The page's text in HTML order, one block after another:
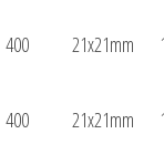
400 21x21mm
400 21x21mm